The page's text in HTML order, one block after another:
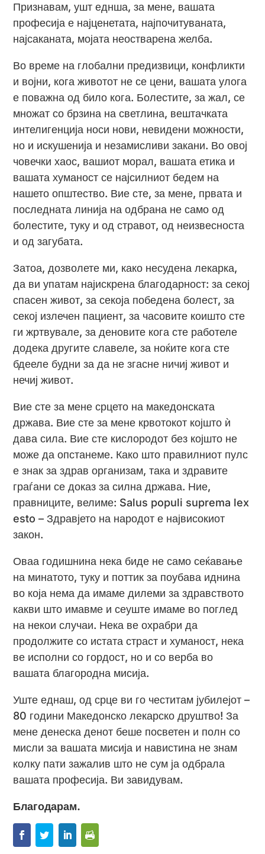
Признавам, ушт еднша, за мене, вашата
професија е најценетата, најпочитуваната,
најсаканата, мојата неостварена желба.
Во време на глобални предизвици, конфликти
и војни, кога животот не се цени, вашата улога
е поважна од било кога. Болестите, за жал, се
множат со брзина на светлина, вештачката
интелигенција носи нови, невидени можности,
но и искушенија и незамисливи закани. Во овој
човечки хаос, вашиот морал, вашата етика и
вашата хуманост се најсилниот бедем на
нашето општество. Вие сте, за мене, првата и
последната линија на одбрана не само од
болестите, туку и од стравот, од неизвесноста
и од загубата.
Затоа, дозволете ми, како несудена лекарка,
да ви упатам најискрена благодарност: за секој
спасен живот, за секоја победена болест, за
секој излечен пациент, за часовите коишто сте
ги жртвувале, за деновите кога сте работеле
додека другите славеле, за ноќите кога сте
бдееле будни за да не згасне ничиј живот и
нечиј живот.
Вие сте за мене срцето на македонската
држава. Вие сте за мене крвотокот којшто ѝ
дава сила. Вие сте кислородот без којшто не
може да опстанеме. Како што правилниот пулс
е знак за здрав организам, така и здравите
граѓани се доказ за силна држава. Ние,
правниците, велиме: Salus populi suprema lex
esto – Здравјето на народот е највисокиот
закон.
Оваа годишнина нека биде не само сеќавање
на минатото, туку и поттик за поубава иднина
во која нема да имаме дилеми за здравството
какви што имавме и сеуште имаме во поглед
на некои случаи. Нека ве охрабри да
продолжите со истата страст и хуманост, нека
ве исполни со гордост, но и со верба во
вашата благородна мисија.
Уште еднаш, од срце ви го честитам јубилејот –
80 години Македонско лекарско друштво! За
мене денеска денот беше посветен и полн со
мисли за вашата мисија и навистина не знам
колку пати зажалив што не сум ја одбрала
вашата професија. Ви завидувам.
Благодарам.